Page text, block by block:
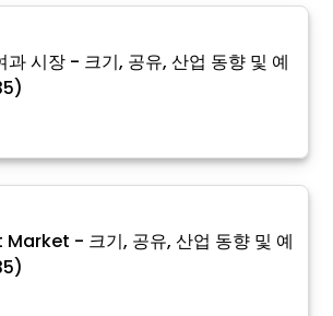
과 시장 - 크기, 공유, 산업 동향 및 예
- 크기, 공유, 산업 동향 및 예